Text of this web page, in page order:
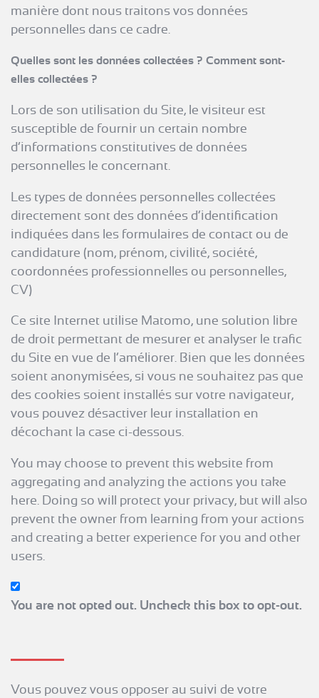
manière dont nous traitons vos données
personnelles dans ce cadre.
Quelles sont les données collectées ? Comment sont-
elles collectées ?
Lors de son utilisation du Site, le visiteur est
susceptible de fournir un certain nombre
d’informations constitutives de données
personnelles le concernant.
Les types de données personnelles collectées
directement sont des données d’identification
indiquées dans les formulaires de contact ou de
candidature (nom, prénom, civilité, société,
coordonnées professionnelles ou personnelles,
CV)
Ce site Internet utilise Matomo, une solution libre
de droit permettant de mesurer et analyser le trafic
du Site en vue de l’améliorer. Bien que les données
soient anonymisées, si vous ne souhaitez pas que
des cookies soient installés sur votre navigateur,
vous pouvez désactiver leur installation en
décochant la case ci-dessous.
You may choose to prevent this website from
aggregating and analyzing the actions you take
here. Doing so will protect your privacy, but will also
prevent the owner from learning from your actions
and creating a better experience for you and other
users.
You are not opted out. Uncheck this box to opt-out.
Vous pouvez vous opposer au suivi de votre